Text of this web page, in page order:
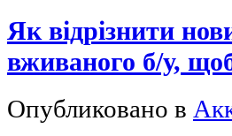
Як відрізнити
вживаного б/у,
Опубликовано в